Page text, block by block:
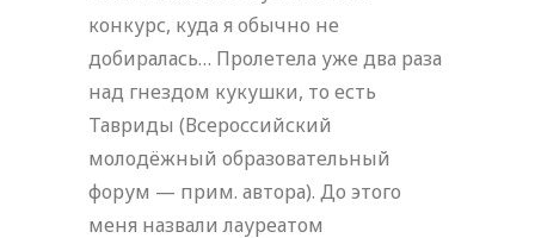
конкурс, куда я обычно не
добиралась… Пролетела уже два раза
над гнездом кукушки, то есть
Тавриды (Всероссийский
молодёжный образовательный
форум — прим. автора). До этого
меня назвали лауреатом